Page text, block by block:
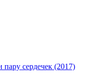
сердечек (2017)